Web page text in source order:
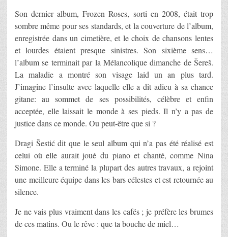
Son dernier album, Frozen Roses, sorti en 2008, était trop
sombre même pour ses standards, et la couverture de l’album,
enregistrée dans un cimetière, et le choix de chansons lentes
et lourdes étaient presque sinistres. Son sixième sens…
l’album se terminait par la Mélancolique dimanche de Šereš.
La maladie a montré son visage laid un an plus tard.
J’imagine l’insulte avec laquelle elle a dit adieu à sa chance
gitane: au sommet de ses possibilités, célèbre et enfin
acceptée, elle laissait le monde à ses pieds. Il n’y a pas de
justice dans ce monde. Ou peut-être que si ?
Dragi Šestić dit que le seul album qui n’a pas été réalisé est
celui où elle aurait joué du piano et chanté, comme Nina
Simone. Elle a terminé la plupart des autres travaux, a rejoint
une meilleure équipe dans les bars célestes et est retournée au
silence.
Je ne vais plus vraiment dans les cafés ; je préfère les brumes
de ces matins. Ou le rêve : que ta bouche de miel…